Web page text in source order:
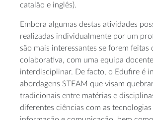
catalão e inglês).
Embora algumas destas atividades
realizadas individualmente por um
são mais interessantes se forem feitas
colaborativa, com uma equipa docente
interdisciplinar. De facto, o Edufire é
abordagens STEAM que visam
tradicionais entre matérias e
diferentes ciências com as tecnologias